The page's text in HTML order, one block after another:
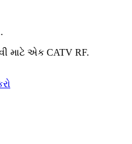
માટે એક CATV RF.